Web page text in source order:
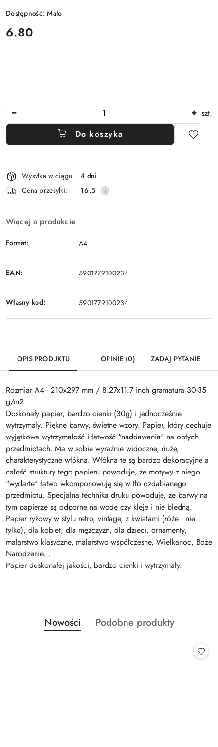
Dostępność:Mało
cena:
6.80
szt.
Do koszyka
Dostępność
i
dostawa
Wysyłka w ciągu:
4 dni
Cena przesyłki:
16.5
Więcej o produkcie
Format: A4
EAN: 5901779100234
Własny kod: 5901779100234
OPIS PRODUKTU OPINIE (0) ZADAJ PYTANIE
Rozmiar A4 - 210x297 mm / 8.27x11.7 inch gramatura 30-35
g/m2.
Doskonały papier, bardzo cienki (30g) i jednocześnie
wytrzymały. Piękne barwy, świetne wzory. Papier, który cechuje
wyjątkowa wytrzymałość i łatwość "naddawania" na obłych
przedmiotach. Ma w sobie wyraźnie widoczne, duże,
charakterystyczne włókna. Włókna te są bardzo dekoracyjne a
całość struktury tego papieru powoduje, że motywy z niego
"wydarte" łatwo wkomponowują się w tło ozdabianego
przedmiotu. Specjalna technika druku powoduje, że barwy na
tym papierze są odporne na wodę czy kleje i nie bledną.
Papier ryżowy w stylu retro, vintage, z kwiatami (róże i nie
tylko), dla kobiet, dla mężczyzn, dla dzieci, ornamenty,
malarstwo klasyczne, malarstwo współczesne, Wielkanoc, Boże
Narodzenie...
Papier doskonałej jakości, bardzo cienki i wytrzymały.
Pomiń karuzelę produktów
Produkty
o
Nowości
Produkty
Podobne produkty